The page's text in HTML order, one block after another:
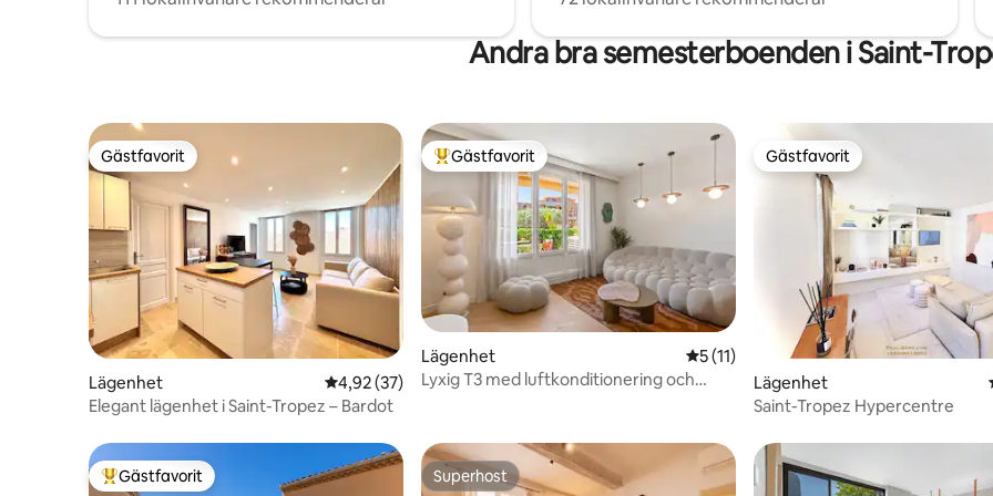
Andra bra semesterboenden i Saint-
Gästfavorit
Gästfavorit
Lägenhet 4,92 av 5 i genomsnittligt betyg, 37 omdömen
4,92 (37)
Elegant lägenhet i Saint-Tropez – Bardot
Populär gästfavorit
Gästfavorit
Lägenhet 5 av 5 i genomsnittligt betyg, 11
5 (11)
Lyxig T3 med luftkonditionering och
Gästfavorit
Gästfavorit
Lägenhet
Saint-Tropez Hypercentre
Populär gästfavorit
Gästfavorit Superhost
Superhost